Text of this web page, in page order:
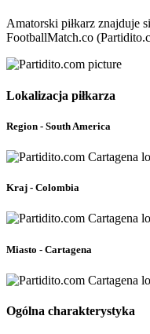
Amatorski piłkarz znajduje
FootballMatch.co
Lokalizacja piłkarza
Region - South America
Kraj - Colombia
Miasto - Cartagena
Ogólna charakterystyka